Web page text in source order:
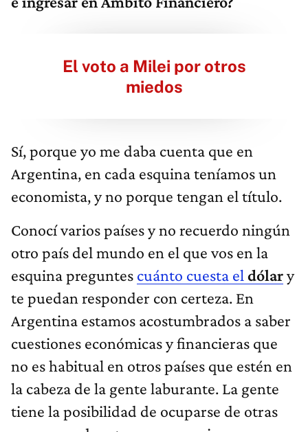
El voto a Milei por otros
miedos
Sí, porque yo me daba cuenta que en
Argentina, en cada esquina teníamos un
economista, y no porque tengan el título.
Conocí varios países y no recuerdo ningún
otro país del mundo en el que vos en la
esquina preguntes cuánto cuesta el dólary
te puedan responder con certeza. En
Argentina estamos acostumbrados a saber
cuestiones económicas y financieras que
no es habitual en otros países que estén en
la cabeza de la gente laburante. La gente
tiene la posibilidad de ocuparse de otras